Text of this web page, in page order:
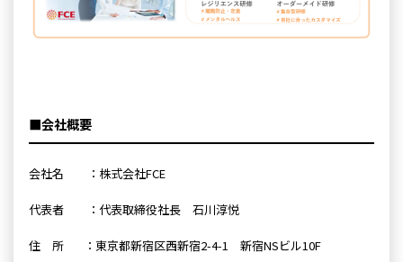
■会社概要
会社名 ：株式会社FCE
代表者 ：代表取締役社長 石川淳悦
住 所 ：東京都新宿区西新宿2-4-1 新宿NSビル10F